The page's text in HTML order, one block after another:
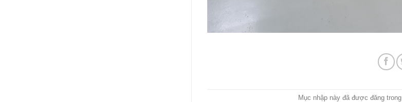
Mục nhập này đã được đăng trong